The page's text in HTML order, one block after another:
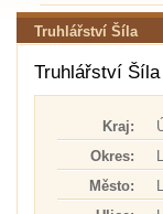
Truhlářství Šíla
Truhlářství Šíla
Kraj:
Okres:
Město: